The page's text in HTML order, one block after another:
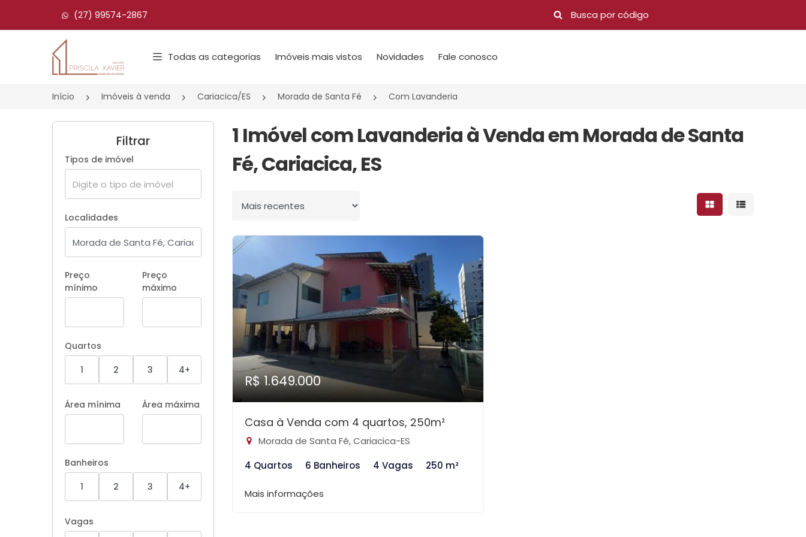
(27) 99574-2867
Página inicial
Todas as categorias Imóveis mais vistos Novidades Fale conosco
Início Imóveis à venda Cariacica/ES Morada de Santa Fé Com Lavanderia
Filtrar
Tipos de imóvel
Localidades
Preço
mínimo
Preço
máximo
Quartos
1
2 3 4+
Área mínima Área máxima
Banheiros
1
2 3 4+
Vagas
1 Imóvel com Lavanderia à Venda em Morada de Santa
Fé, Cariacica, ES
Ordenar por Mostrar resultados
Mostrar
R$ 1.649.000
Casa à Venda com 4 quartos, 250m²
Morada de Santa Fé, Cariacica-ES
4 Quartos
6 Banheiros 4 Vagas 250 m²
Mais informações